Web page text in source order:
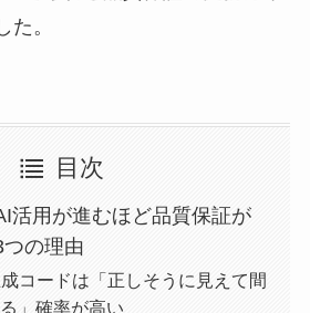
た。
目次
活用が進むほど品質保証が
の理由
コードは「正しそうに見えて間
」確率が高い